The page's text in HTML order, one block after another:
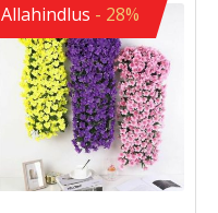
Allahindlus - 28%